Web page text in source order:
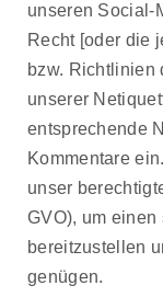
unseren Social-
Recht [oder die
bzw. Richtlinien
unserer
entsprechende
Kommentare
unser
GVO), um
bereitzustellen
genügen.